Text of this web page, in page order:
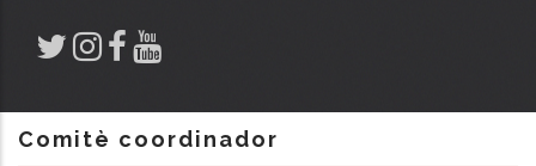
Comitè coordinador